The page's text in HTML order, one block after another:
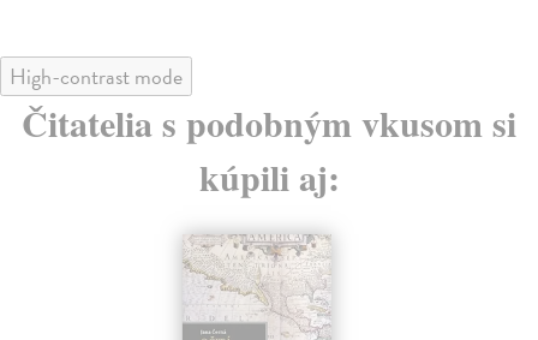
High-contrast mode
Čitatelia s podobným vkusom si
kúpili aj: